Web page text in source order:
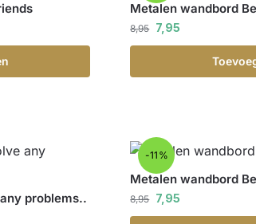
Metalen wandbord
8,95 7,95
problems..
-11%
Metalen wandbord
8,95 7,95